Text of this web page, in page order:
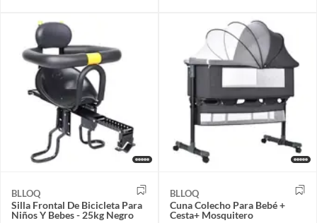
BLLOQ
Silla Frontal De Bicicleta Para
Niños Y Bebes - 25kg Negro
BLLOQ
Cuna Colecho Para Bebé +
Cesta+ Mosquitero